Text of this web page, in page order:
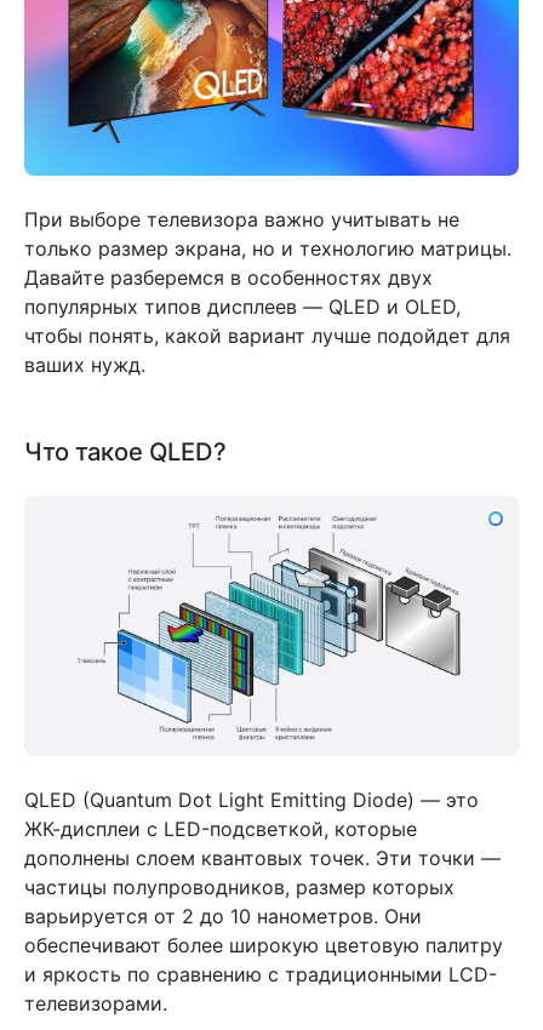
При выборе телевизора важно учитывать не
только размер экрана, но и технологию матрицы.
Давайте разберемся в особенностях двух
популярных типов дисплеев — QLED и OLED,
чтобы понять, какой вариант лучше подойдет для
ваших нужд.
Что такое QLED?
QLED (Quantum Dot Light Emitting Diode) — это
ЖК-дисплеи с LED-подсветкой, которые
дополнены слоем квантовых точек. Эти точки —
частицы полупроводников, размер которых
варьируется от 2 до 10 нанометров. Они
обеспечивают более широкую цветовую палитру
и яркость по сравнению с традиционными LCD-
телевизорами.